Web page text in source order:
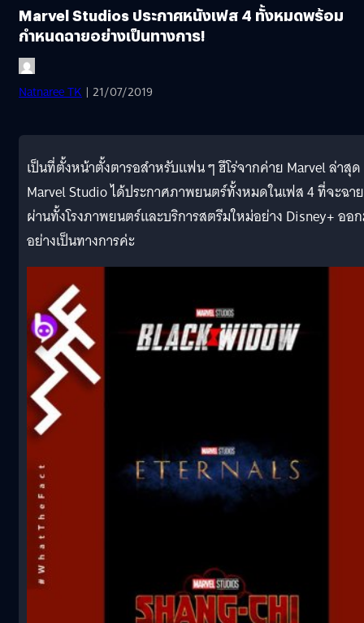
Marvel Studios ประกาศหนังเฟส 4 ทั้งหมดพร้อม
กำหนดฉายอย่างเป็นทางการ!
Natnaree TK | 21/07/2019
เป็นที่ตั้งหน้าตั้งตารอสำหรับแฟน ๆ ฮีโร่จากค่าย Marvel ล่าสุด
Marvel Studio ได้ประกาศภาพยนตร์ทั้งหมดในเฟส 4 ที่จะฉาย
ผ่านทั้งโรงภาพยนตร์และบริการสตรีมใหม่อย่าง Disney+ ออ
อย่างเป็นทางการค่ะ